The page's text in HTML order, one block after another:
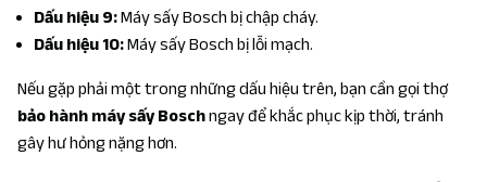
Dấu hiệu 9:Máy sấy Bosch bị chập cháy.
Dấu hiệu 10:Máy sấy Bosch bị lỗi mạch.
Nếu gặp phải một trong những dấu hiệu trên, bạn cần gọi thợ
bảo hành máy sấy Boschngay để khắc phục kịp thời, tránh
gây hư hỏng nặng hơn.